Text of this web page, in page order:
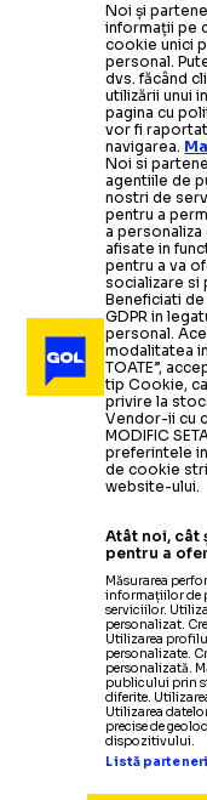
Noi și
informații pe
cookie unici
personal.
dvs. făcând
utilizării unui
pagina cu
vor fi
navigarea.
Noi si
agentiile de
nostri de
pentru a
a
afisate in
pentru a va
socializare si
Beneficiati
GDPR in
personal.
modalitatea
TOATE”,
tip Cookie,
privire la
Vendor-ii cu
MODIFIC
preferintele
de cookie
website-ului.
Atât noi, cât
pentru a
Măsurarea
informațiilor de
serviciilor.
personalizat.
Utilizarea
personalizate.
personalizată.
publicului prin
diferite.
Utilizarea
precise de
dispozitivului.
Listă